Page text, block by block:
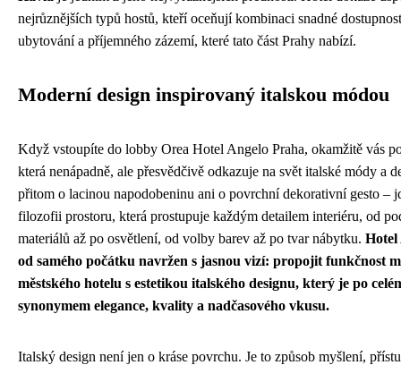
nejrůznějších typů hostů, kteří oceňují kombinaci snadné
ubytování a příjemného zázemí, které tato část Prahy nabízí.
Moderní design inspirovaný italskou módou
Když vstoupíte do lobby Orea Hotel Angelo Praha, okamžitě vás
která nenápadně, ale přesvědčivě odkazuje na svět italské módy a
přitom o lacinou napodobeninu ani o povrchní dekorativní gesto –
filozofii prostoru, která prostupuje každým detailem interiéru, od
materiálů až po osvětlení, od volby barev až po tvar nábytku. Hotel
od samého počátku navržen s jasnou vizí: propojit funkčnost
městského hotelu s estetikou italského designu, který je po
synonymem elegance, kvality a nadčasového vkusu.
Italský design není jen o kráse povrchu. Je to způsob myšlení,